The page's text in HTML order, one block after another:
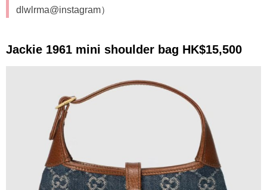
dlwlrma@instagram）
Jackie 1961 mini shoulder bag HK$15,500